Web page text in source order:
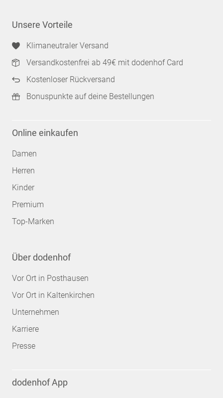
Unsere Vorteile
Klimaneutraler Versand
Versandkostenfrei ab 49€ mit dodenhof Card
Kostenloser Rückversand
Bonuspunkte auf deine Bestellungen
Online einkaufen
Damen
Herren
Kinder
Premium
Top-Marken
Über dodenhof
Vor Ort in Posthausen
Vor Ort in Kaltenkirchen
Unternehmen
Karriere
Presse
dodenhof App